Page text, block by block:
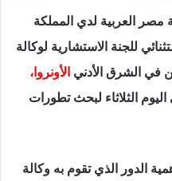
العربية لدي المملكة
للجنة الاستشارية لوكالة
في الشرق الأدني الأونروا،
الثلاثاء لبحث تطورات
الدور الذي تقوم به وكالة